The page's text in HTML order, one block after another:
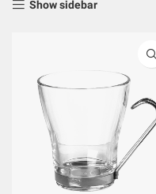
Show sidebar